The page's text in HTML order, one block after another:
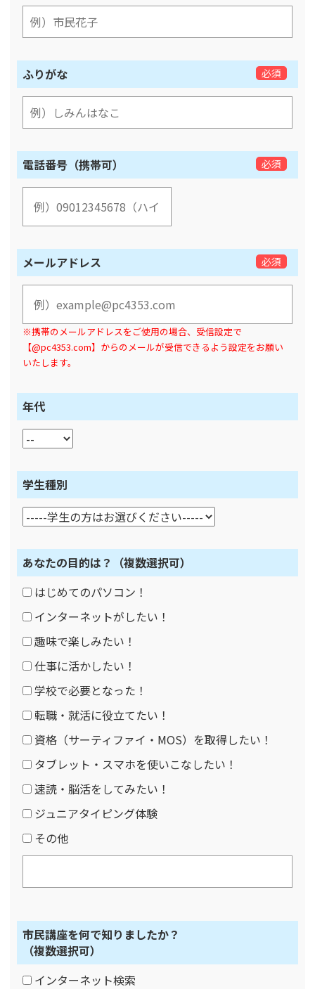
ふりがな 必須
電話番号（携帯可） 必須
メールアドレス 必須
※携帯のメールアドレスをご使用の場合、受信設定で
【@pc4353.com】からのメールが受信できるよう設定をお願い
いたします。
年代
学生種別
あなたの目的は？
（複数選択可）
はじめてのパソコン！
インターネットがしたい！
趣味で楽しみたい！
仕事に活かしたい！
学校で必要となった！
転職・就活に役立てたい！
資格（サーティファイ・MOS）を取得したい！
タブレット・スマホを使いこなしたい！
速読・脳活をしてみたい！
ジュニアタイピング体験
その他
市民講座を何で知りましたか？
（複数選択可）
インターネット検索